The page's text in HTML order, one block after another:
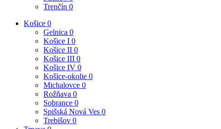
Trenčín 0
Košice 0
Gelnica 0
Košice I 0
Košice II 0
Košice III 0
Košice IV 0
Košice-okolie 0
Michalovce 0
Rožňava 0
Sobrance 0
Spišská Nová Ves 0
Trebišov 0